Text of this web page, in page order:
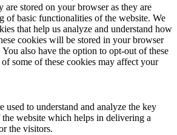
are stored on your browser as they are
of basic functionalities of the website. We
that help us analyze and understand how
cookies will be stored in your browser
also have the option to opt-out of these
some of these cookies may affect your
used to understand and analyze the key
website which helps in delivering a
the visitors.